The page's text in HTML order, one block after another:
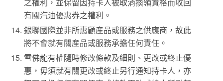
有關汽油優惠券之權利。
銀聯國際並非所惠顧産品或服務之供應商，故此
將不會就有關産品或服務承擔任何責任。
雪佛龍有權隨時修改條款及細則、更改或終止優
惠，毋須就有關更改或終止另行通知持卡人，亦